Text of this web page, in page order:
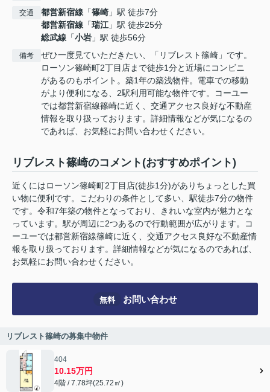
交通 都営新宿線 「篠崎 」駅 徒歩7分
都営新宿線 「瑞江 」駅 徒歩25分
総武線 「小岩 」駅 徒歩56分
備考
ぜひ一度見ていただきたい、「リブレスト篠崎」です。
ローソン篠崎町2丁目店まで徒歩1分と近場にコンビニ
があるのもポイント。築1年の築浅物件。電車での移動
がより便利になる、2駅利用可能な物件です。コーユー
では都営新宿線篠崎に近く、交通アクセス良好な不動産
情報を取り扱っております。詳細情報などが気になるの
であれば、お気軽にお問い合わせください。
リブレスト篠崎のコメント(おすすめポイント)
近くにはローソン篠崎町2丁目店(徒歩1分)がありちょっとした買
い物に便利です。こだわりの条件として多い、駅徒歩7分の物件
です。令和7年築の物件となっており、きれいな室内が魅力とな
っています。駅が周辺に2つあるので行動範囲が広がります。コ
ーユーでは都営新宿線篠崎に近く、交通アクセス良好な不動産情
報を取り扱っております。詳細情報などが気になるのであれば、
お気軽にお問い合わせください。
無料 お問い合わせ
リブレスト篠崎の募集中物件
404
10.15万円
4階 / 7.78坪(25.72㎡)